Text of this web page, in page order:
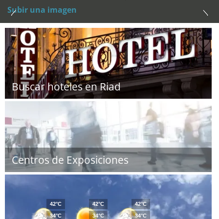
Subir una imagen
Buscar hoteles en Riad
Centros de Exposiciones
42°C
34°C
42°C
34°C
42°C
34°C